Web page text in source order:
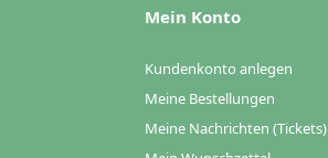
Mein Konto
Kundenkonto anlegen
Meine Bestellungen
Meine Nachrichten (Tickets)